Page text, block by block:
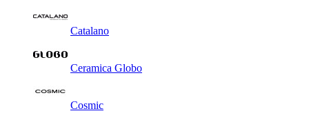
Catalano
Ceramica Globo
Cosmic